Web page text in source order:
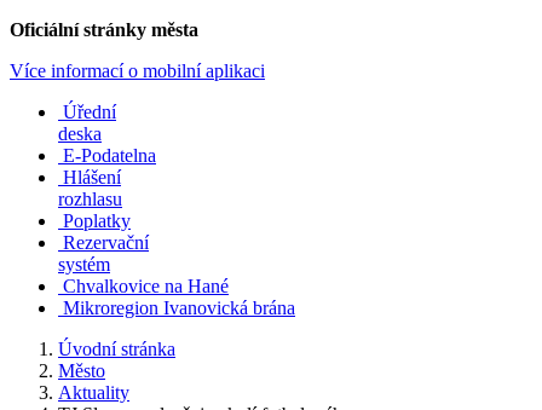
Oficiální stránky města
Více informací o mobilní aplikaci
Úřední
deska
E-Podatelna
Hlášení
rozhlasu
Poplatky
Rezervační
systém
Chvalkovice na Hané
Mikroregion Ivanovická brána
Úvodní stránka
Město
Aktuality